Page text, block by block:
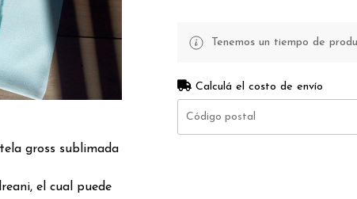
gross sublimada
el cual puede
Tenemos un tiempo de
Calculá el costo de envío